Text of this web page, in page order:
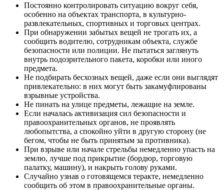
Постоянно контролировать ситуацию вокруг себя,
особенно на объектах транспорта, в культурно-
развлекательных, спортивных и торговых центрах.
При обнаружении забытых вещей не трогать их, а
сообщить водителю, сотрудникам объекта, службе
безопасности или полиции. Не пытаться заглянуть
внутрь подозрительного пакета, коробки или иного
предмета.
Не подбирать бесхозных вещей, даже если они выглядят
привлекательно: в них могут быть закамуфлированы
взрывные устройства.
Не пинать на улице предметы, лежащие на земле.
Если началась активизация сил безопасности и
правоохранительных органов, не проявлять
любопытства, а спокойно уйти в другую сторону (не
бегом, чтобы не быть принятым за противника).
При взрыве или начале стрельбы немедленно упасть на
землю, лучше под прикрытие (бордюр, торговую
палатку, машину), и накрыть голову руками.
Случайно узнав о готовящемся теракте, немедленно
сообщить об этом в правоохранительные органы.